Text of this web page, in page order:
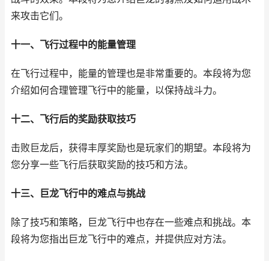
来攻击它们。
十一、飞行过程中的能量管理
在飞行过程中，能量的管理也是非常重要的。本段将为您
介绍如何合理管理飞行中的能量，以保持战斗力。
十二、飞行后的奖励获取技巧
击败巨龙后，获得丰厚奖励也是玩家们的期望。本段将为
您分享一些飞行后获取奖励的技巧和方法。
十三、巨龙飞行中的难点与挑战
除了技巧和策略，巨龙飞行中也存在一些难点和挑战。本
段将为您指出巨龙飞行中的难点，并提供应对方法。